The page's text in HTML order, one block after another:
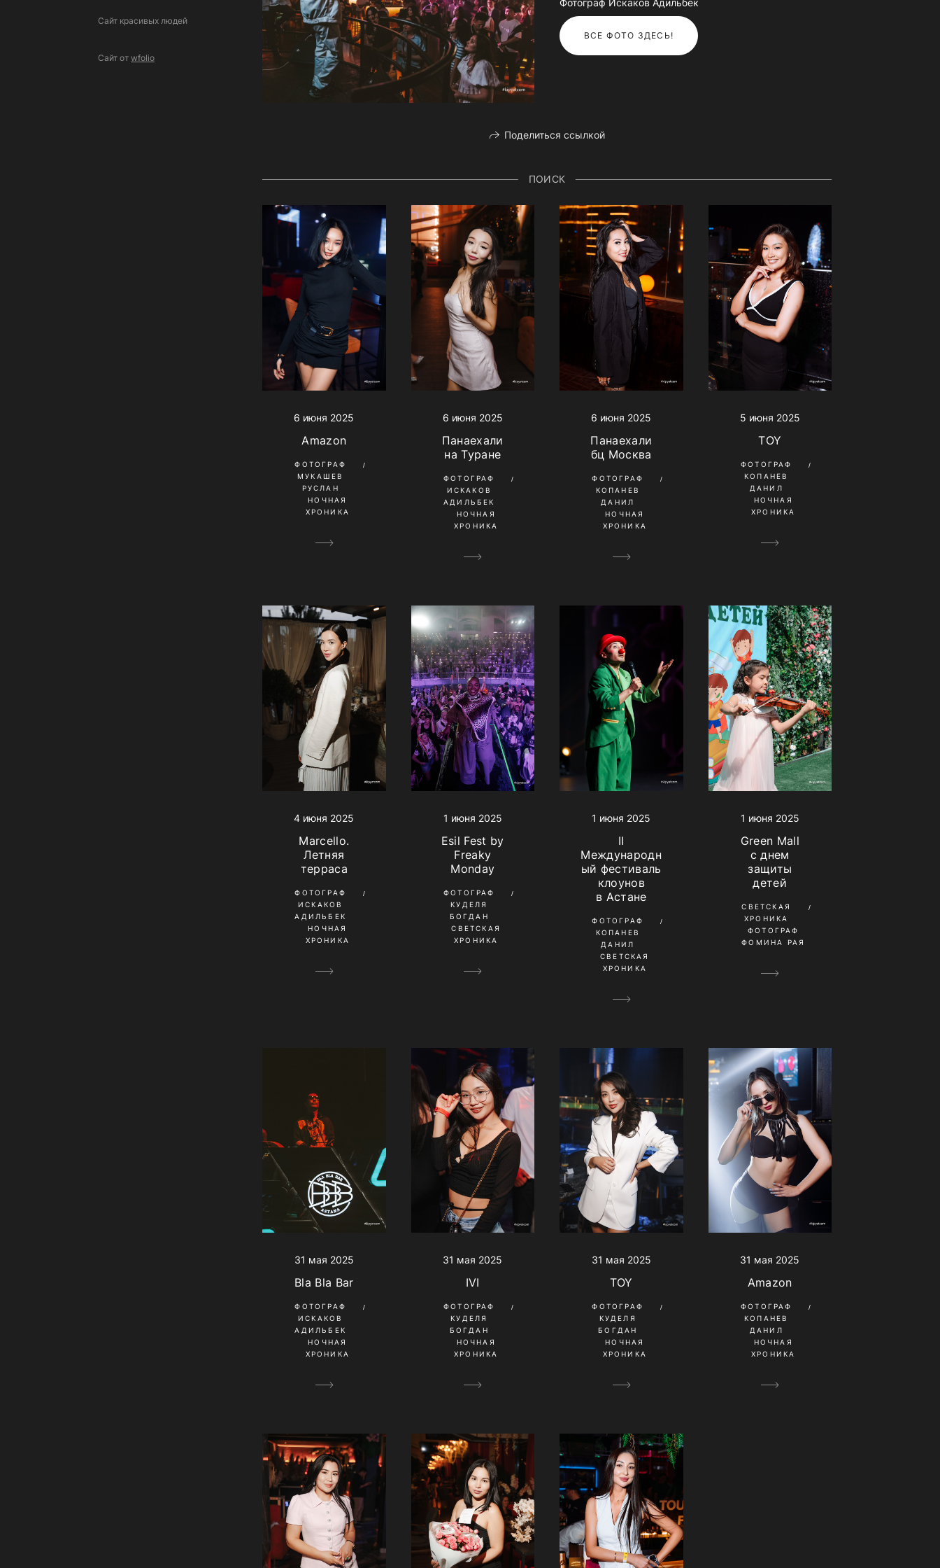
Сайт красивых людей
Сайт от wfolio
ВСЕ ФОТО ЗДЕСЬ!
Поделиться ссылкой
ПОИСК
6 июня 2025
Amazon
ФОТОГРАФ
МУКАШЕВ
РУСЛАН
НОЧНАЯ
ХРОНИКА
6 июня 2025
Панаехали
на Туране
ФОТОГРАФ
ИСКАКОВ
АДИЛЬБЕК
НОЧНАЯ
ХРОНИКА
6 июня 2025
Панаехали
бц Москва
ФОТОГРАФ
КОПАНЕВ
ДАНИЛ
НОЧНАЯ
ХРОНИКА
5 июня 2025
TOY
ФОТОГРАФ
КОПАНЕВ
ДАНИЛ
НОЧНАЯ
ХРОНИКА
4 июня 2025
Marcello.
Летняя
терраса
ФОТОГРАФ
ИСКАКОВ
АДИЛЬБЕК
НОЧНАЯ
ХРОНИКА
1 июня 2025
Esil Fest by
Freaky
Monday
ФОТОГРАФ
КУДЕЛЯ
БОГДАН
СВЕТСКАЯ
ХРОНИКА
1 июня 2025
II
Международн
ый фестиваль
клоунов
в Астане
ФОТОГРАФ
КОПАНЕВ
ДАНИЛ
СВЕТСКАЯ
ХРОНИКА
1 июня 2025
Green Mall
с днем
защиты
детей
СВЕТСКАЯ
ХРОНИКА
ФОТОГРАФ
ФОМИНА РАЯ
31 мая 2025
Bla Bla Bar
ФОТОГРАФ
ИСКАКОВ
АДИЛЬБЕК
НОЧНАЯ
ХРОНИКА
31 мая 2025
IVI
ФОТОГРАФ
КУДЕЛЯ
БОГДАН
НОЧНАЯ
ХРОНИКА
31 мая 2025
TOY
ФОТОГРАФ
КУДЕЛЯ
БОГДАН
НОЧНАЯ
ХРОНИКА
31 мая 2025
Amazon
ФОТОГРАФ
КОПАНЕВ
ДАНИЛ
НОЧНАЯ
ХРОНИКА